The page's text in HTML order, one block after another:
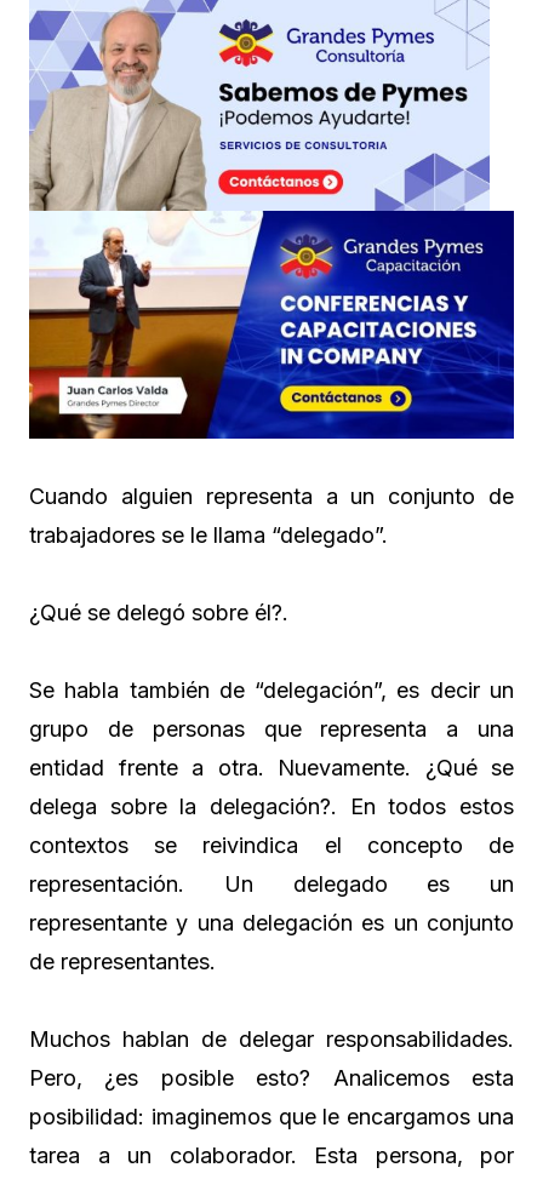
Cuando alguien representa a un conjunto de
trabajadores se le llama “delegado”.
¿Qué se delegó sobre él?.
Se habla también de “delegación”, es decir un
grupo de personas que representa a una
entidad frente a otra. Nuevamente. ¿Qué se
delega sobre la delegación?. En todos estos
contextos se reivindica el concepto de
representación. Un delegado es un
representante y una delegación es un conjunto
de representantes.
Muchos hablan de delegar responsabilidades.
Pero, ¿es posible esto? Analicemos esta
posibilidad: imaginemos que le encargamos una
tarea a un colaborador. Esta persona, por